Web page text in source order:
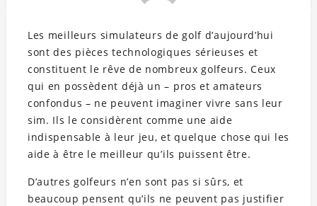
Les meilleurs simulateurs de golf d’aujourd’hui
sont des pièces technologiques sérieuses et
constituent le rêve de nombreux golfeurs. Ceux
qui en possèdent déjà un – pros et amateurs
confondus – ne peuvent imaginer vivre sans leur
sim. Ils le considèrent comme une aide
indispensable à leur jeu, et quelque chose qui les
aide à être le meilleur qu’ils puissent être.
D’autres golfeurs n’en sont pas si sûrs, et
beaucoup pensent qu’ils ne peuvent pas justifier